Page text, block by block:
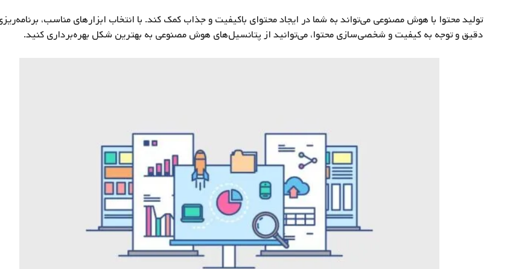
تولید محتوا با هوش مصنوعی می‌تواند به شما در ایجاد محتوای باکیفیت و جذاب کمک کند. با انتخاب ابزارهای مناسب،
دقیق و توجه به کیفیت و شخصی‌سازی محتوا، می‌توانید از پتانسیل‌های هوش مصنوعی به بهترین شکل بهره‌برداری کنید.